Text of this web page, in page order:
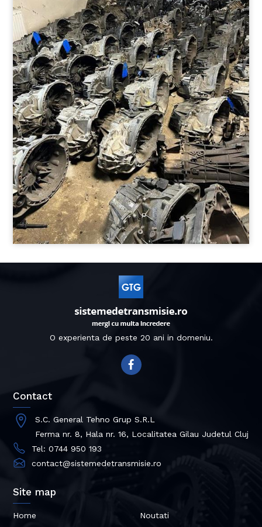
O experienta de peste 20 ani in domeniu.
Site map
Home
Noutati
Contact
S.C. General Tehno Grup S.R.L
Ferma nr. 8, Hala nr. 16, Localitatea Gilau Judetul Cluj
Tel: 0744 950 193
contact@sistemedetransmisie.ro